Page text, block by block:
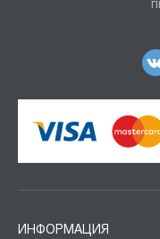
ИНФОРМАЦИЯ